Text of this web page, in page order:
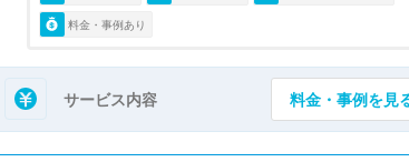
料金・事例あり
サービス内容 料金・事例を見